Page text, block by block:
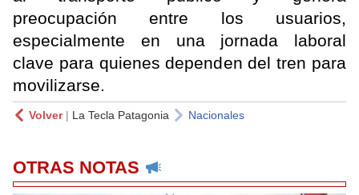
preocupación entre los usuarios,
especialmente en una jornada laboral
clave para quienes dependen del tren para
movilizarse.
Volver| La Tecla Patagonia Nacionales
OTRAS NOTAS